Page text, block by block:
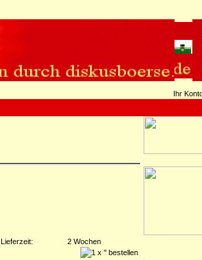
Ihr
Lieferzeit:
2 Wochen